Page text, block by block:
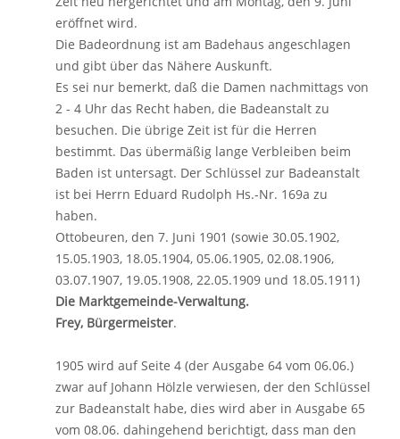
eröffnet wird.
Die Badeordnung ist am Badehaus angeschlagen
und gibt über das Nähere Auskunft.
Es sei nur bemerkt, daß die Damen nachmittags von
2 - 4 Uhr das Recht haben, die Badeanstalt zu
besuchen. Die übrige Zeit ist für die Herren
bestimmt. Das übermäßig lange Verbleiben beim
Baden ist untersagt. Der Schlüssel zur Badeanstalt
ist bei Herrn Eduard Rudolph Hs.-Nr. 169a zu
haben.
Ottobeuren, den 7. Juni 1901 (sowie 30.05.1902,
15.05.1903, 18.05.1904, 05.06.1905, 02.08.1906,
03.07.1907, 19.05.1908, 22.05.1909 und 18.05.1911)
Die Marktgemeinde-Verwaltung.
Frey, Bürgermeister.
1905 wird auf Seite 4 (der Ausgabe 64 vom 06.06.)
zwar auf Johann Hölzle verwiesen, der den Schlüssel
zur Badeanstalt habe, dies wird aber in Ausgabe 65
vom 08.06. dahingehend berichtigt, dass man den